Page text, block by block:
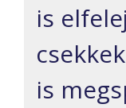
is
is